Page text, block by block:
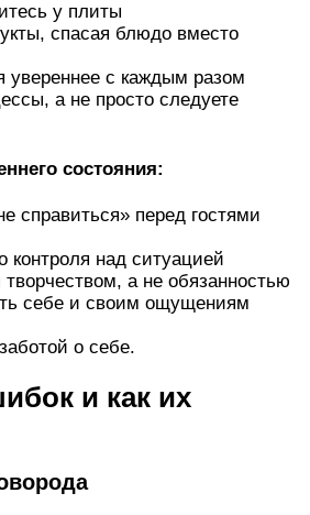
у плиты
спасая блюдо вместо
увереннее с каждым разом
а не просто следуете
состояния:
справиться» перед гостями
контроля над ситуацией
творчеством, а не обязанностью
себе и своим ощущениям
о себе.
и как их